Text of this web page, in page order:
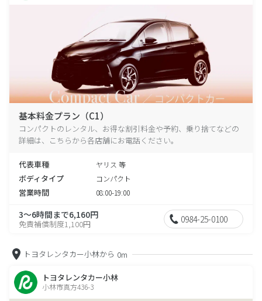
基本料金プラン（C1）
コンパクトのレンタル、お得な割引料金や予約、乗り捨てなどの
詳細は、こちらから各店舗にお電話ください。
代表車種 ヤリス 等
ボディタイプ コンパクト
営業時間 08:00-19:00
3～6時間まで6,160円
免責補償制度1,100円 0984-25-0100
トヨタレンタカー小林から 0m
トヨタレンタカー小林
小林市真方436-3